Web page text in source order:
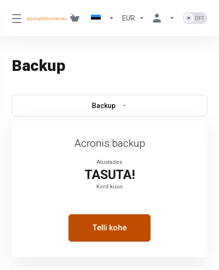
EUR
Backup
Backup
Acronis backup
Alustades
TASUTA!
Kord kuus
Telli kohe